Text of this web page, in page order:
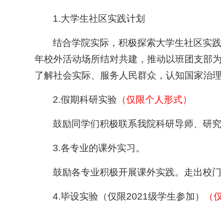
1.大学生社区实践计划
结合学院实际，积极探索大学生社区实
年校外活动场所结对共建，推动以班团支部
了解社会实际、服务人民群众，认知国家治
2.假期科研实验 （仅限个人形式）
鼓励同学们积极联系我院科研导师、研
3.各专业的课外实习。
鼓励各专业积极开展课外实践。走出校
4.毕设实验（仅限2021级学生参加） （